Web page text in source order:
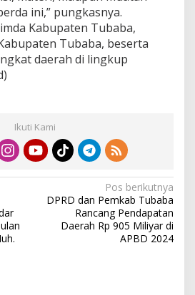
ini,” pungkasnya.
Kabupaten Tubaba,
Tubaba, beserta
daerah di lingkup
Ikuti Kami
Pos berikutnya
DPRD dan Pemkab Tubaba
Rancang Pendapatan
Daerah Rp 905 Miliyar di
APBD 2024